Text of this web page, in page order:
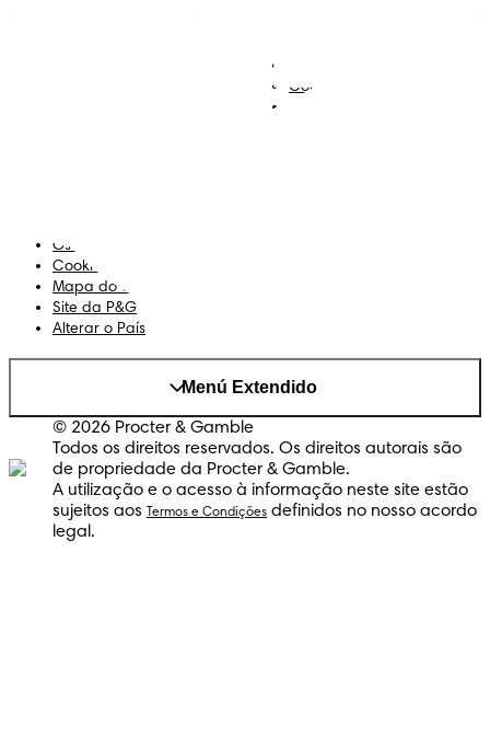
Contacta-nos
Os Meus Dados
Cookies
Mapa do Site
Site da P&G
Alterar o País
Menú Extendido
© 2026 Procter & Gamble
Todos os direitos reservados. Os direitos autorais são
de propriedade da Procter & Gamble.
A utilização e o acesso à informação neste site estão
sujeitos aos
Termos e Condições definidos no nosso acordo
legal.